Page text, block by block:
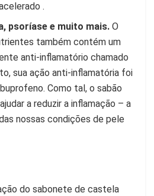
.
psoríase e muito mais.O
também contém um
anti-inflamatório chamado
sua ação anti-inflamatória foi
Como tal, o sabão
a reduzir a inflamação – a
nossas condições de pele
do sabonete de castela